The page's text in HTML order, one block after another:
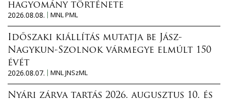
hagyomány története
2026.08.08.
MNL PML
Időszaki kiállítás mutatja be Jász-
Nagykun-Szolnok vármegye elmúlt 150
évét
2026.08.07.
MNL JNSzML
Nyári zárva tartás 2026. augusztus 10. és